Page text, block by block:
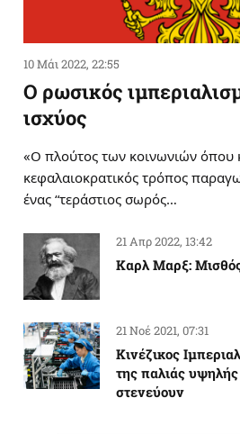
10 Μάι 2022, 22:55
Ο ρωσικός
ισχύος
«Ο πλούτος των κοινωνιών όπου
κεφαλαιοκρατικός τρόπος
ένας “τεράστιος σωρός…
21 Απρ 2022, 13:42
Καρλ Μαρξ:
21 Νοέ 2021, 07:31
Κινέζικος
της παλιάς
στενεύουν